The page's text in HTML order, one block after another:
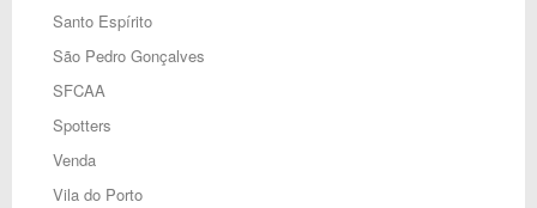
Santo Espírito
São Pedro Gonçalves
SFCAA
Spotters
Venda
Vila do Porto